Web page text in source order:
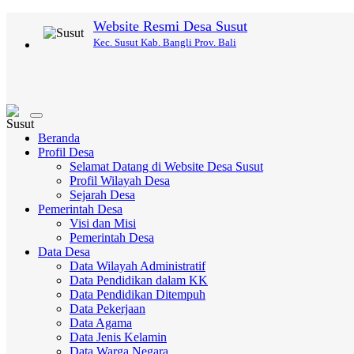
Website Resmi Desa Susut
Kec. Susut Kab. Bangli Prov. Bali
Toggle
navigation
Beranda
Profil Desa
Selamat Datang di Website Desa Susut
Profil Wilayah Desa
Sejarah Desa
Pemerintah Desa
Visi dan Misi
Pemerintah Desa
Data Desa
Data Wilayah Administratif
Data Pendidikan dalam KK
Data Pendidikan Ditempuh
Data Pekerjaan
Data Agama
Data Jenis Kelamin
Data Warga Negara